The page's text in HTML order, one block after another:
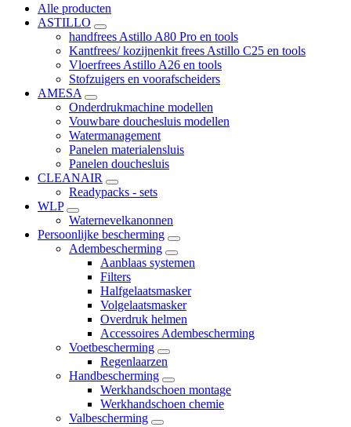
Alle producten
ASTILLO
handfrees Astillo A80 Pro en tools
Kantfrees/ kozijnenkit frees Astillo C25 en tools
Vloerfrees Astillo A26 en tools
Stofzuigers en voorafscheiders
AMESA
Onderdrukmachine modellen
Vouwbare douchesluis modellen
Watermanagement
Panelen materialensluis
Panelen douchesluis
CLEANAIR
Readypacks - sets
WLP
Waternevelkanonnen
Persoonlijke bescherming
Adembescherming
Aanblaas systemen
Filters
Halfgelaatsmasker
Volgelaatsmasker
Overdruk helmen
Accessoires Adembescherming
Voetbescherming
Regenlaarzen
Handbescherming
Werkhandschoen montage
Werkhandschoen chemie
Valbescherming